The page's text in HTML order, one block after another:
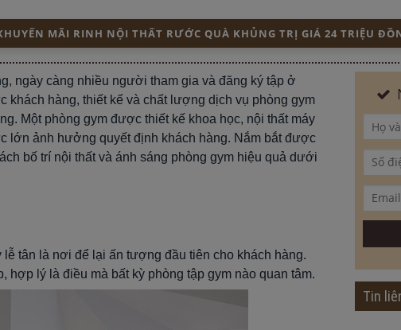
MÃI RINH NỘI THẤT RƯỚC QUÀ KHỦNG TRỊ GIÁ 24 TRIỆU
ngày càng nhiều người tham gia và đăng ký tập ở
khách hàng, thiết kế và chất lượng dịch vụ phòng gym
Một phòng gym được thiết kế khoa học, nội thất máy
lớn ảnh hưởng quyết định khách hàng. Nắm bắt được
bố trí nội thất và ánh sáng phòng gym hiệu quả dưới
tân là nơi để lại ấn tượng đầu tiên cho khách hàng.
hợp lý là điều mà bất kỳ phòng tập gym nào quan tâm.
Tin